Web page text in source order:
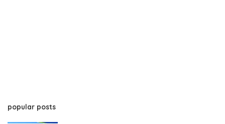
popular posts